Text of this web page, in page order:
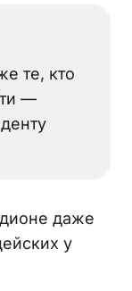
те, кто
—
даже
у